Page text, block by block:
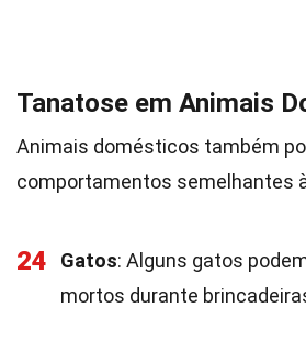
Tanatose em Animais
Animais domésticos também
comportamentos semelhantes
24 Gatos: Alguns gatos
mortos durante